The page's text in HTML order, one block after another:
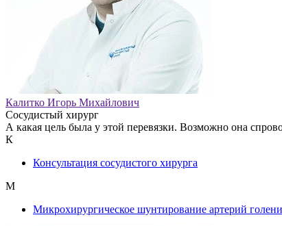
Калитко Игорь Михайлович
Сосудистый хирург
А какая цель была у этой перевязки. Возможно она
К
Консультация сосудистого хирурга
М
Микрохирургическое шунтирование артерий